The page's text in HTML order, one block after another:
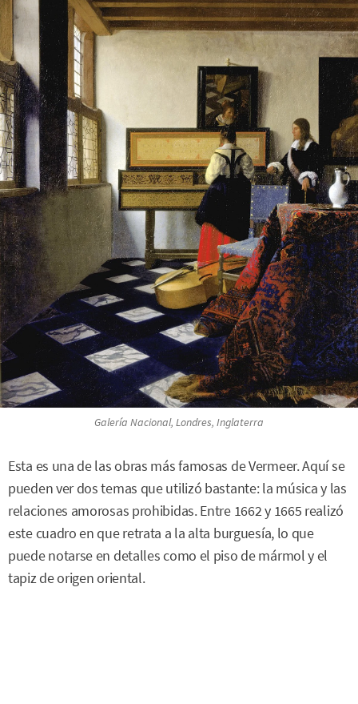
Galería Nacional, Londres, Inglaterra
Esta es una de las obras más famosas de Vermeer. Aquí se
pueden ver dos temas que utilizó bastante: la música y las
relaciones amorosas prohibidas. Entre 1662 y 1665 realizó
este cuadro en que retrata a la alta burguesía, lo que
puede notarse en detalles como el piso de mármol y el
tapiz de origen oriental.